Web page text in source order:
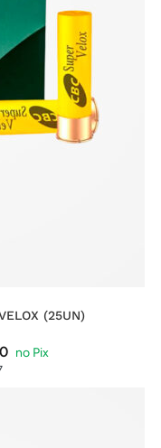
(25UN)